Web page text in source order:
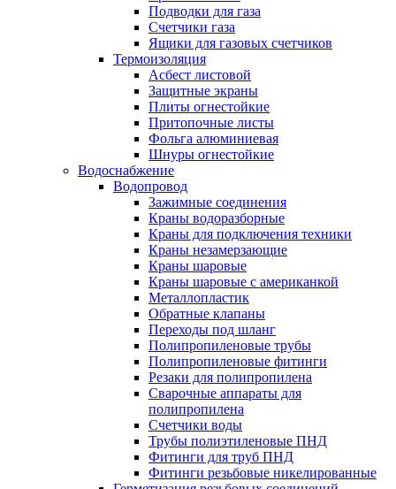
Подводки для газа
Счетчики газа
Ящики для газовых счетчиков
Термоизоляция
Асбест листовой
Защитные экраны
Плиты огнестойкие
Притопочные листы
Фольга алюминиевая
Шнуры огнестойкие
Водоснабжение
Водопровод
Зажимные соединения
Краны водоразборные
Краны для подключения техники
Краны незамерзающие
Краны шаровые
Краны шаровые с американкой
Металлопластик
Обратные клапаны
Переходы под шланг
Полипропиленовые трубы
Полипропиленовые фитинги
Резаки для полипропилена
Сварочные аппараты для
полипропилена
Счетчики воды
Трубы полиэтиленовые ПНД
Фитинги для труб ПНД
Фитинги резьбовые никелированные